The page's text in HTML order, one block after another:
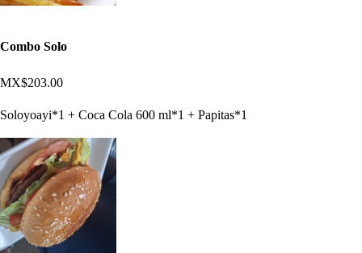
Combo Solo
MX$203.00
Soloyoayi*1 + Coca Cola 600 ml*1 + Papitas*1